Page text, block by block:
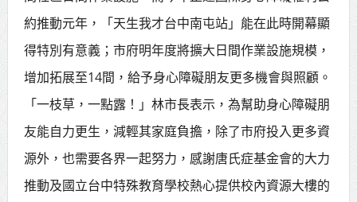
約推動元年，「天生我才台中南屯站」能在此時開幕顯
得特別有意義；市府明年度將擴大日間作業設施規模，
增加拓展至14間，給予身心障礙朋友更多機會與照顧。
「一枝草，一點露！」林市長表示，為幫助身心障礙朋
友能自力更生，減輕其家庭負擔，除了市府投入更多資
源外，也需要各界一起努力，感謝唐氏症基金會的大力
推動及國立台中特殊教育學校熱心提供校內資源大樓的